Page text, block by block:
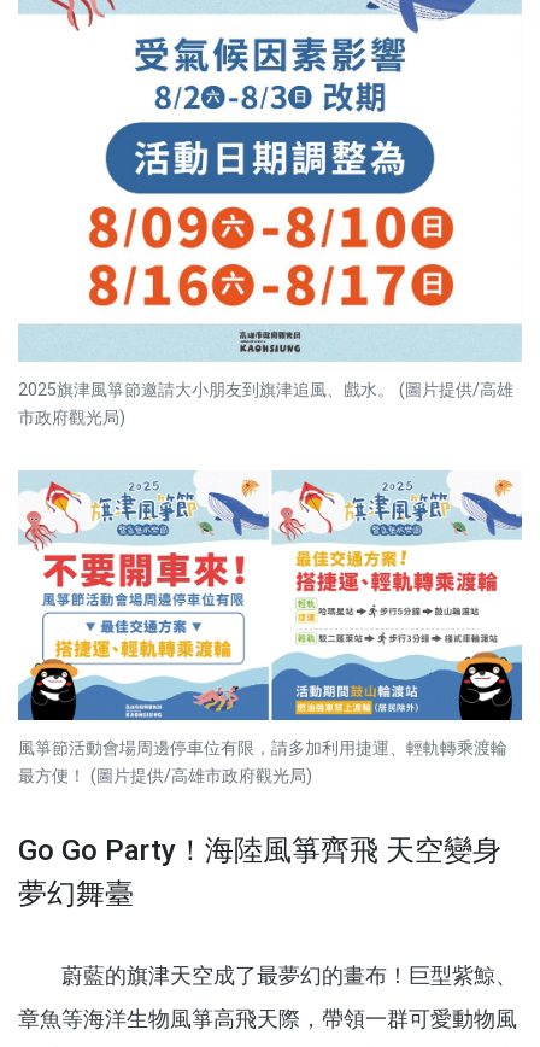
2025旗津風箏節邀請大小朋友到旗津追風、戲水。 (圖片提供/高雄
市政府觀光局)
風箏節活動會場周邊停車位有限，請多加利用捷運、輕軌轉乘渡輪
最方便！ (圖片提供/高雄市政府觀光局)
Go Go Party！海陸風箏齊飛 天空變身
夢幻舞臺
蔚藍的旗津天空成了最夢幻的畫布！巨型紫鯨、
章魚等海洋生物風箏高飛天際，帶領一群可愛動物風